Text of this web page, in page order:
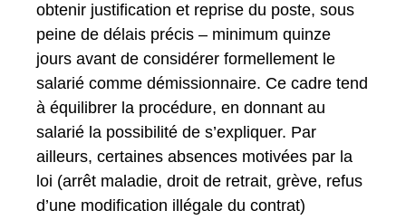
obtenir justification et reprise du poste, sous
peine de délais précis – minimum quinze
jours avant de considérer formellement le
salarié comme démissionnaire. Ce cadre tend
à équilibrer la procédure, en donnant au
salarié la possibilité de s’expliquer. Par
ailleurs, certaines absences motivées par la
loi (arrêt maladie, droit de retrait, grève, refus
d’une modification illégale du contrat)